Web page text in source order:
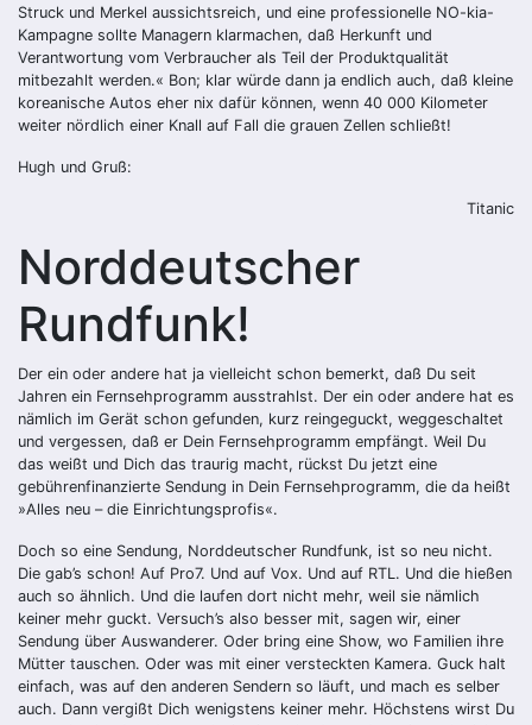
Struck und Merkel aussichtsreich, und eine professionelle NO-kia-
Kampagne sollte Managern klarmachen, daß Herkunft und
Verantwortung vom Verbraucher als Teil der Produktqualität
mitbezahlt werden.« Bon; klar würde dann ja endlich auch, daß kleine
koreanische Autos eher nix dafür können, wenn 40 000 Kilometer
weiter nördlich einer Knall auf Fall die grauen Zellen schließt!
Hugh und Gruß:
Titanic
Norddeutscher
Rundfunk!
Der ein oder andere hat ja vielleicht schon bemerkt, daß Du seit
Jahren ein Fernsehprogramm ausstrahlst. Der ein oder andere hat es
nämlich im Gerät schon gefunden, kurz reingeguckt, weggeschaltet
und vergessen, daß er Dein Fernsehprogramm empfängt. Weil Du
das weißt und Dich das traurig macht, rückst Du jetzt eine
gebührenfinanzierte Sendung in Dein Fernsehprogramm, die da heißt
»Alles neu – die Einrichtungsprofis«.
Doch so eine Sendung, Norddeutscher Rundfunk, ist so neu nicht.
Die gab’s schon! Auf Pro7. Und auf Vox. Und auf RTL. Und die hießen
auch so ähnlich. Und die laufen dort nicht mehr, weil sie nämlich
keiner mehr guckt. Versuch’s also besser mit, ­sagen wir, einer
Sendung über Auswanderer. Oder bring eine Show, wo Familien ihre
Mütter tauschen. Oder was mit einer versteckten Kamera. Guck halt
einfach, was auf den anderen Sendern so läuft, und mach es selber
auch. Dann vergißt Dich wenigstens keiner mehr. Höchstens wirst Du